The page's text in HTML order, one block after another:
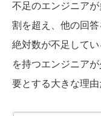
不足のエンジニア
割を超え、他の回
絶対数が不足して
を持つエンジニア
要とする大きな理由